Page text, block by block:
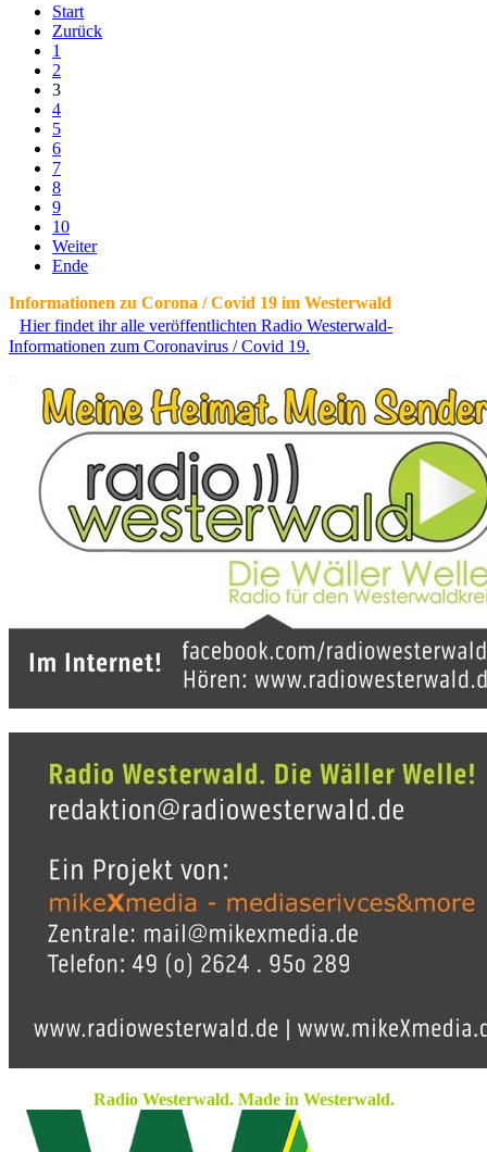
Start
Zurück
1
2
3
4
5
6
7
8
9
10
Weiter
Ende
Informationen zu Corona / Covid 19 im Westerwald
Hier findet ihr alle veröffentlichten Radio Westerwald-
Informationen zum Coronavirus / Covid 19.
Radio Westerwald. Made in Westerwald.